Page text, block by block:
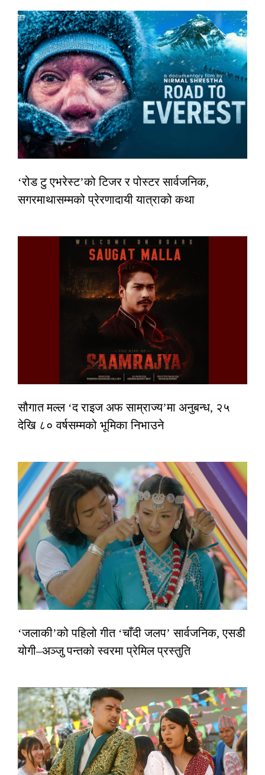
‘रोड टु एभरेस्ट’को टिजर र पोस्टर सार्वजनिक,
सगरमाथासम्मको प्रेरणादायी यात्राको कथा
सौगात मल्ल ‘द राइज अफ साम्राज्य’मा अनुबन्ध, २५
देखि ८० वर्षसम्मको भूमिका निभाउने
‘जलाकी’को पहिलो गीत ‘चाँदी जलप’ सार्वजनिक, एसडी
योगी–अञ्जु पन्तको स्वरमा प्रेमिल प्रस्तुति